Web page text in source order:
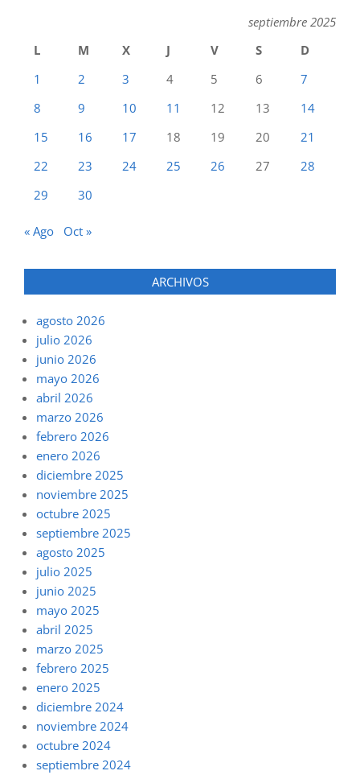
septiembre 2025
L
M X J V S
D
1
2 3 4 5 6
7
8
9 10 11 12 13
14
15
16 17 18 19 20
21
22
23 24 25 26 27
28
29
30
« Ago Oct »
ARCHIVOS
agosto 2026
julio 2026
junio 2026
mayo 2026
abril 2026
marzo 2026
febrero 2026
enero 2026
diciembre 2025
noviembre 2025
octubre 2025
septiembre 2025
agosto 2025
julio 2025
junio 2025
mayo 2025
abril 2025
marzo 2025
febrero 2025
enero 2025
diciembre 2024
noviembre 2024
octubre 2024
septiembre 2024